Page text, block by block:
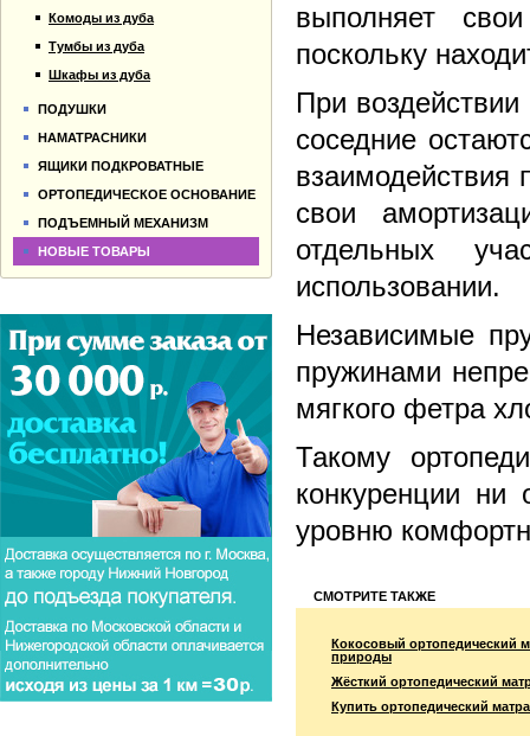
выполняет
поскольку
При
соседние
взаимодействия
свои
отдельных
использовании.
Независимые
пружинами
мягкого фетра
Такому
конкуренции
уровню
СМОТРИТЕ ТАКЖЕ
Кокосовый ортопедический
природы
Жёсткий ортопедический
Купить ортопедический
Комоды из дуба
Тумбы из дуба
Шкафы из дуба
ПОДУШКИ
НАМАТРАСНИКИ
ЯЩИКИ ПОДКРОВАТНЫЕ
ОРТОПЕДИЧЕСКОЕ ОСНОВАНИЕ
ПОДЪЕМНЫЙ МЕХАНИЗМ
НОВЫЕ ТОВАРЫ